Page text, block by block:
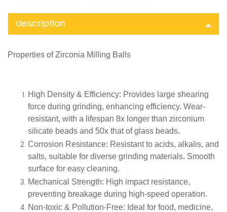
description
Properties of Zirconia Milling Balls
High Density & Efficiency: Provides large shearing
force during grinding, enhancing efficiency. Wear-
resistant, with a lifespan 8x longer than zirconium
silicate beads and 50x that of glass beads.
Corrosion Resistance: Resistant to acids, alkalis, and
salts, suitable for diverse grinding materials. Smooth
surface for easy cleaning.
Mechanical Strength: High impact resistance,
preventing breakage during high-speed operation.
Non-toxic & Pollution-Free: Ideal for food, medicine,